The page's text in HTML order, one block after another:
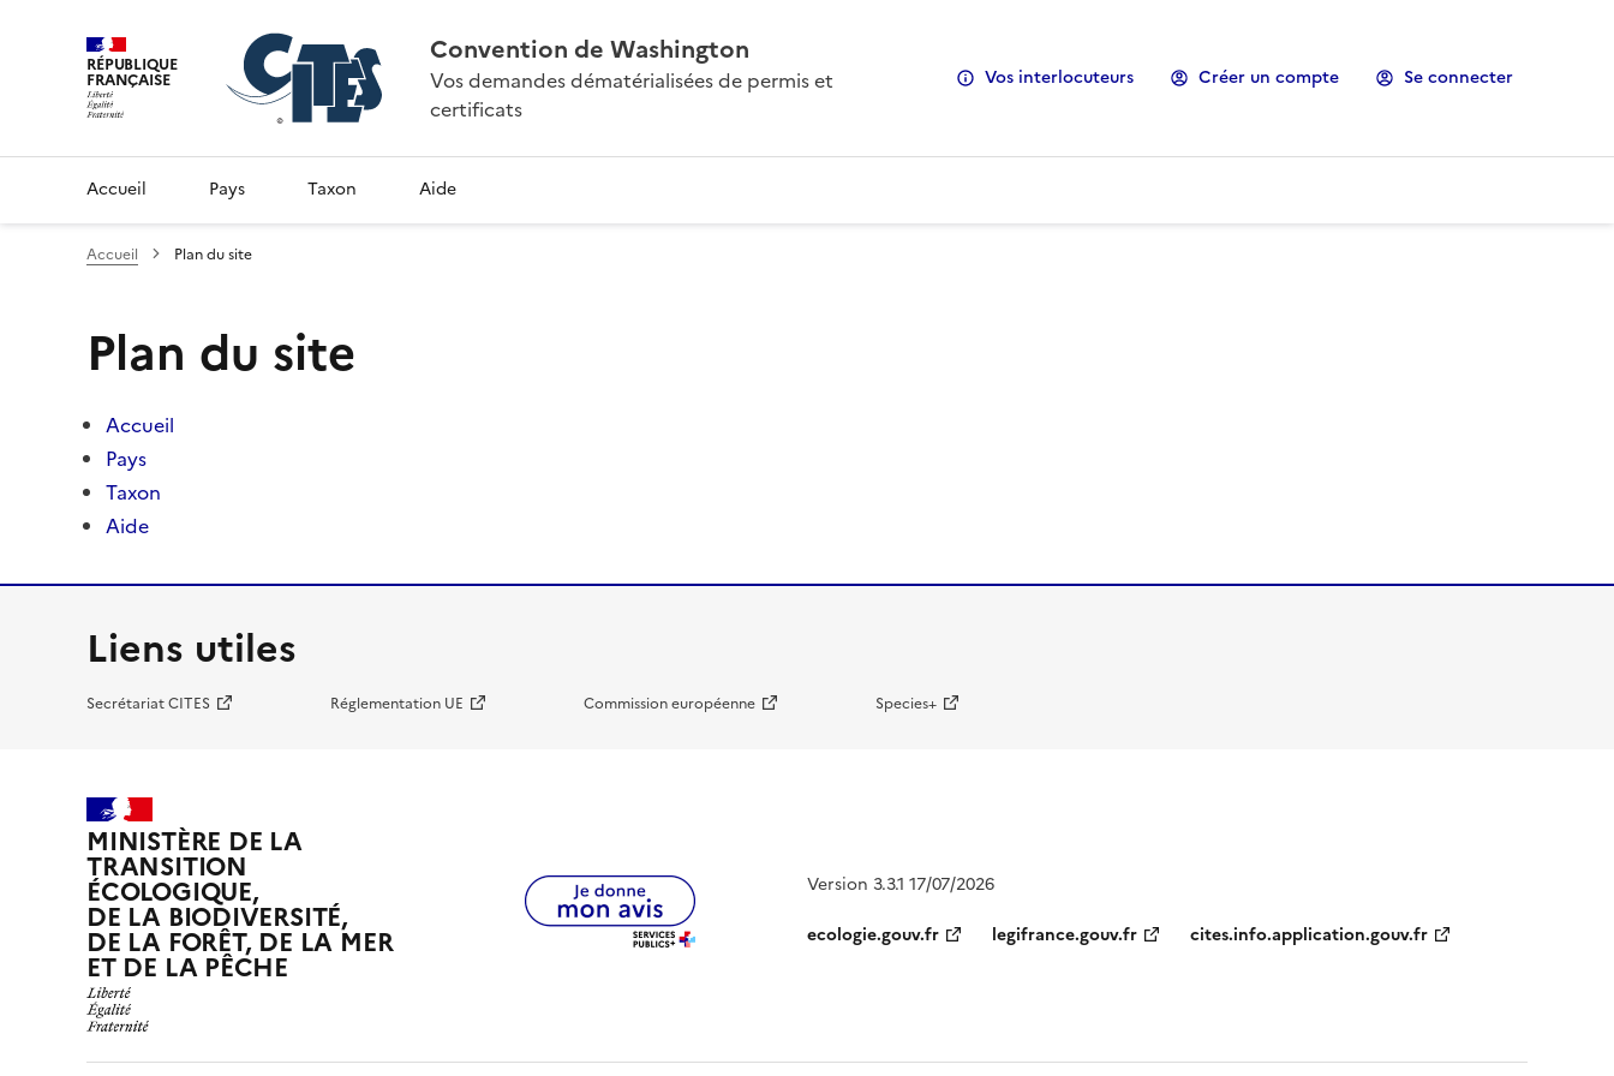
RÉPUBLIQUE
FRANÇAISE
Convention de Washington
Vos demandes dématérialisées de permis et
certificats
Vos interlocuteurs Créer un compte Se connecter
Accueil Pays Taxon Aide
Accueil Plan du site
Plan du site
Accueil
Pays
Taxon
Aide
Liens utiles
Secrétariat CITES Réglementation UE Commission européenne Species+
MINISTÈRE DE LA
TRANSITION
ÉCOLOGIQUE,
DE LA BIODIVERSITÉ,
DE LA FORÊT, DE LA MER
ET DE LA PÊCHE
Version 3.3.1 17/07/2026
ecologie.gouv.fr
legifrance.gouv.fr cites.info.application.gouv.fr